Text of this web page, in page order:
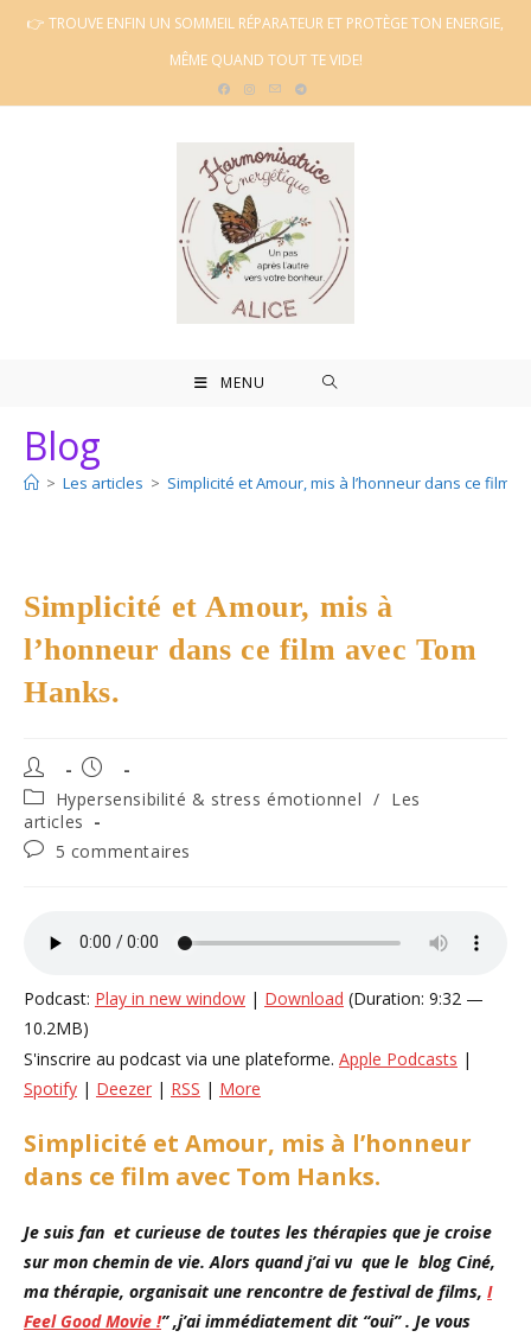
👉 TROUVE ENFIN UN SOMMEIL RÉPARATEUR ET PROTÈGE TON ENERGIE,
MÊME QUAND TOUT TE VIDE!
MENU
Blog
> Les articles > Simplicité et Amour, mis à l’honneur dans ce film
Simplicité et Amour, mis à
l’honneur dans ce film avec Tom
Hanks.
Auteur/autrice
de
la
publication :
Publication
publiée :
Post
category:
Hypersensibilité & stress émotionnel / Les
articles
Commentaires
5 commentaires
Podcast: Play in new window | Download (Duration: 9:32 —
10.2MB)
S'inscrire au podcast via une plateforme. Apple Podcasts |
Spotify | Deezer | RSS | More
Simplicité et Amour, mis à l’honneur
dans ce film avec Tom Hanks.
Je suis fan et curieuse de toutes les thérapies que je croise
sur mon chemin de vie. Alors quand j’ai vu que le blog Ciné,
ma thérapie, organisait une rencontre de festival de films, I
Feel Good Movie !”,j’ai immédiatement dit “oui” . Je vous